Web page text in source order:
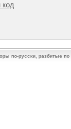
код
по-русски, разбитые